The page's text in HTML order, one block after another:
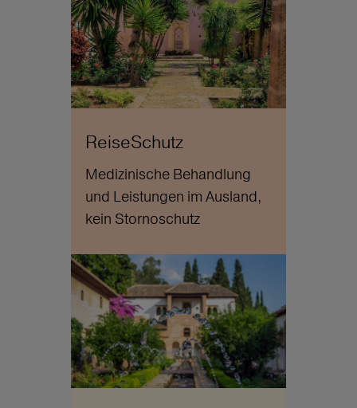
ReiseSchutz
Medizinische Behandlung
und Leistungen im Ausland,
kein Stornoschutz